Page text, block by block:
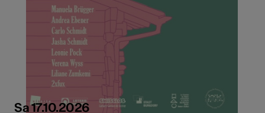
Sa 17.10.2026